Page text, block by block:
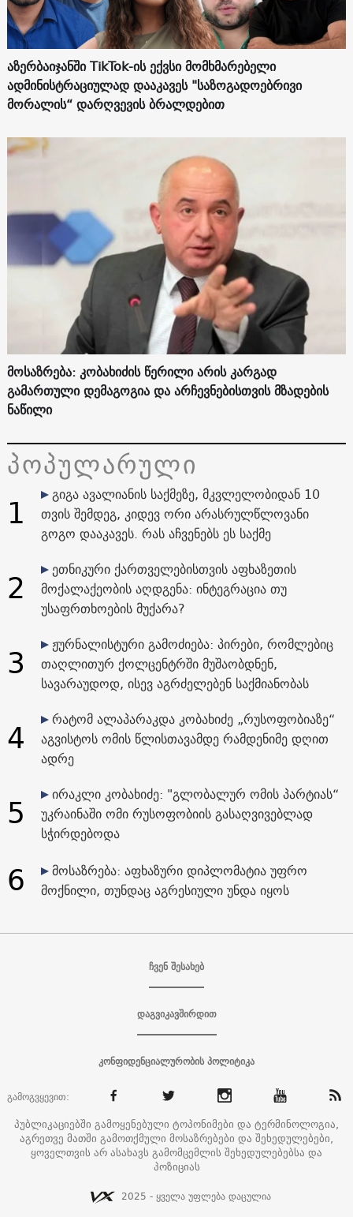
აზერბაიჯანში TikTok-ის ექვსი მომხმარებელი
ადმინისტრაციულად დააკავეს "საზოგადოებრივი
მორალის“ დარღვევის ბრალდებით
მოსაზრება: კობახიძის წერილი არის კარგად
გამართული დემაგოგია და არჩევნებისთვის მზადების
ნაწილი
პოპულარული
1
გიგა ავალიანის საქმეზე, მკვლელობიდან 10
თვის შემდეგ, კიდევ ორი არასრულწლოვანი
გოგო დააკავეს. რას აჩვენებს ეს საქმე
2
ეთნიკური ქართველებისთვის აფხაზეთის
მოქალაქეობის აღდგენა: ინტეგრაცია თუ
უსაფრთხოების მუქარა?
3
ჟურნალისტური გამოძიება: პირები, რომლებიც
თაღლითურ ქოლცენტრში მუშაობდნენ,
სავარაუდოდ, ისევ აგრძელებენ საქმიანობას
4
რატომ ალაპარაკდა კობახიძე „რუსოფობიაზე“
აგვისტოს ომის წლისთავამდე რამდენიმე დღით
ადრე
5
ირაკლი კობახიძე: "გლობალურ ომის პარტიას“
უკრაინაში ომი რუსოფობიის გასაღვივებლად
სჭირდებოდა
6
მოსაზრება: აფხაზური დიპლომატია უფრო
მოქნილი, თუნდაც აგრესიული უნდა იყოს
ჩვენ შესახებ
დაგვიკავშირდით
კონფიდენციალურობის პოლიტიკა
გამოგვყევით:
პუბლიკაციებში გამოყენებული ტოპონიმები და ტერმინოლოგია,
აგრეთვე მათში გამოთქმული მოსაზრებები და შეხედულებები,
ყოველთვის არ ასახავს გამომცემლის შეხედულებებსა და
პოზიციას
2025 - ყველა უფლება დაცულია